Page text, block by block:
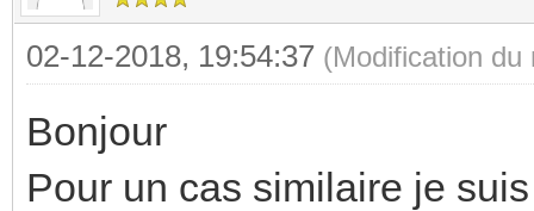
02-12-2018, 19:54:37 (Modification
Bonjour
Pour un cas similaire je